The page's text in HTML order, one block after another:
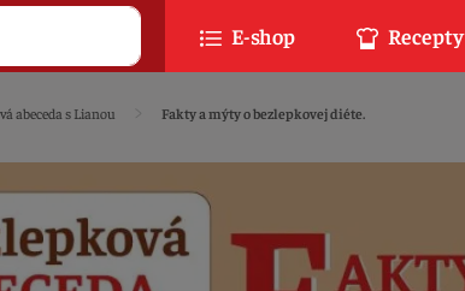
abeceda s Lianou Fakty a mýty o bezlepkovej diéte.
E-shop Recepty